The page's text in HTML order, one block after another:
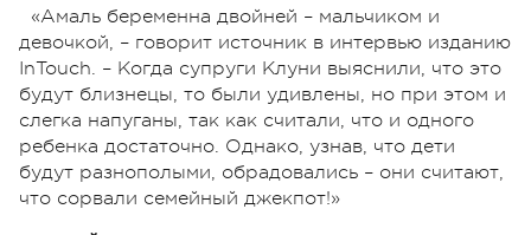
«Амаль беременна двойней – мальчиком и
девочкой, – говорит источник в интервью изданию
InTouch. – Когда супруги Клуни выяснили, что это
будут близнецы, то были удивлены, но при этом и
слегка напуганы, так как считали, что и одного
ребенка достаточно. Однако, узнав, что дети
будут разнополыми, обрадовались – они считают,
что сорвали семейный джекпот!»